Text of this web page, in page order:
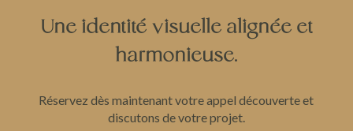
Une identité visuelle alignée et
harmonieuse.
Réservez dès maintenant votre appel découverte et
discutons de votre projet.